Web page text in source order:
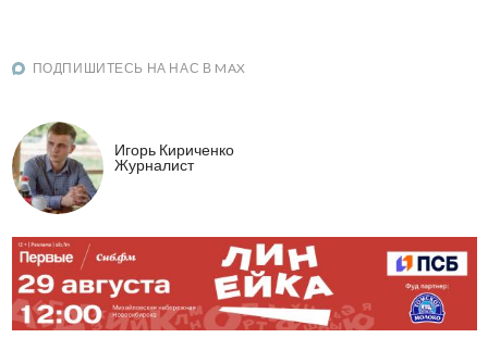
ПОДПИШИТЕСЬ НА НАС В MAX
Игорь Кириченко
Журналист